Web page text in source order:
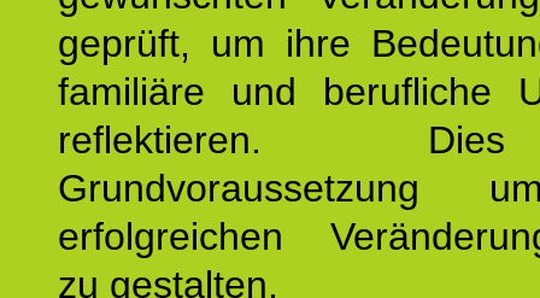
geprüft, um ihre
familiäre und berufliche
reflektieren.
Grundvoraussetzung
erfolgreichen
zu gestalten.